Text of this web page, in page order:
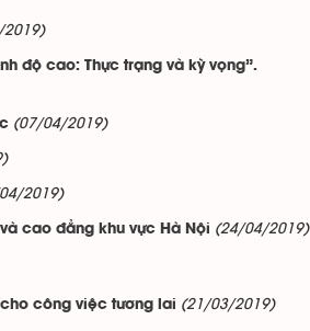
độ cao: Thực trạng và kỳ vọng”.
(07/04/2019)
2019)
cao đẳng khu vực Hà Nội (24/04/2019)
công việc tương lai (21/03/2019)